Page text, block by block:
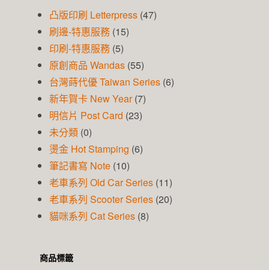
凸版印刷 Letterpress (47)
刷邊-特惠服務 (15)
印刷-特惠服務 (5)
原創商品 Wandas (55)
台灣蒔代優 Taiwan Series (6)
新年賀卡 New Year (7)
明信片 Post Card (23)
未分類 (0)
燙金 Hot Stamping (6)
筆記書寫 Note (10)
老車系列 Old Car Series (11)
老車系列 Scooter Series (20)
貓咪系列 Cat Series (8)
商品標籤